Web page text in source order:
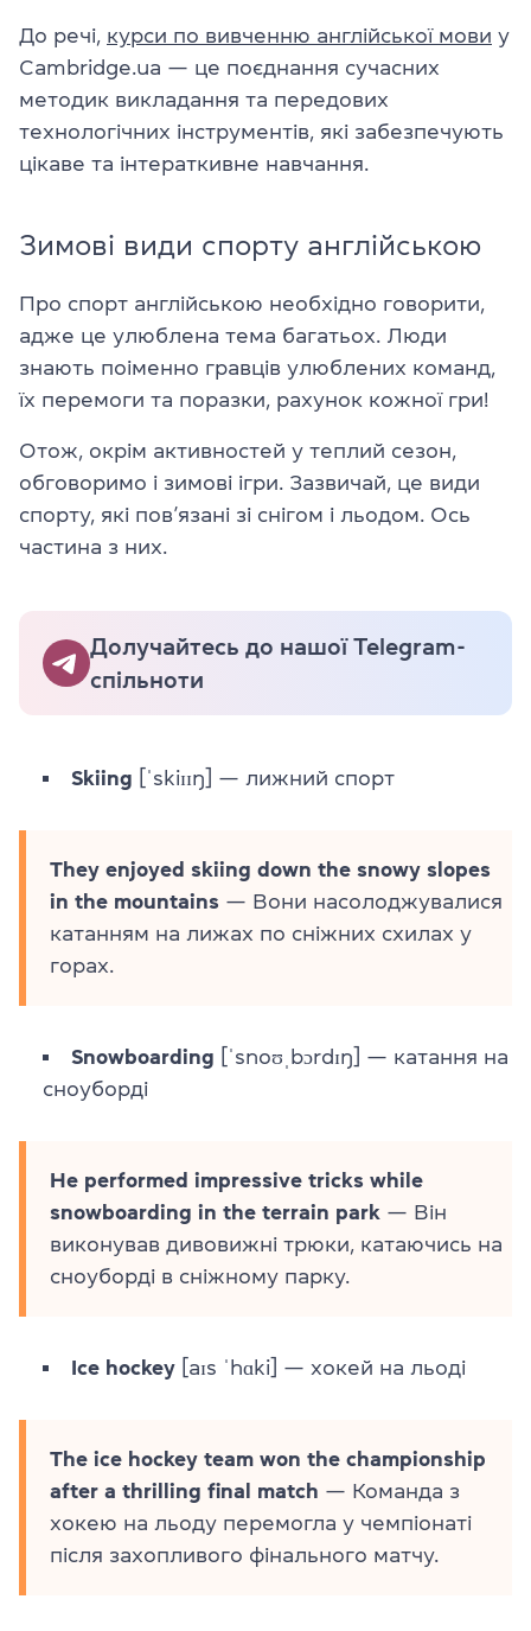
До речі, курси по вивченню англійської мови у
Cambridge.ua — це поєднання сучасних
методик викладання та передових
технологічних інструментів, які забезпечують
цікаве та інтераткивне навчання.
Зимові види спорту англійською
Про спорт англійською необхідно говорити,
адже це улюблена тема багатьох. Люди
знають поіменно гравців улюблених команд,
їх перемоги та поразки, рахунок кожної гри!
Отож, окрім активностей у теплий сезон,
обговоримо і зимові ігри. Зазвичай, це види
спорту, які пов’язані зі снігом і льодом. Ось
частина з них.
Долучайтесь до нашої Telegram-
спільноти
Skiing [ˈskiɪɪŋ] — лижний спорт
They enjoyed skiing down the snowy slopes
in the mountains — Вони насолоджувалися
катанням на лижах по сніжних схилах у
горах.
Snowboarding [ˈsnoʊˌbɔrdɪŋ] — катання на
сноуборді
He performed impressive tricks while
snowboarding in the terrain park — Він
виконував дивовижні трюки, катаючись на
сноуборді в сніжному парку.
Ice hockey [aɪs ˈhɑki] — хокей на льоді
The ice hockey team won the championship
after a thrilling final match — Команда з
хокею на льоду перемогла у чемпіонаті
після захопливого фінального матчу.